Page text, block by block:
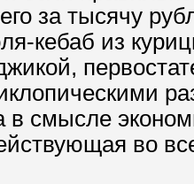
за тысячу
кебаб из
в смысле
во